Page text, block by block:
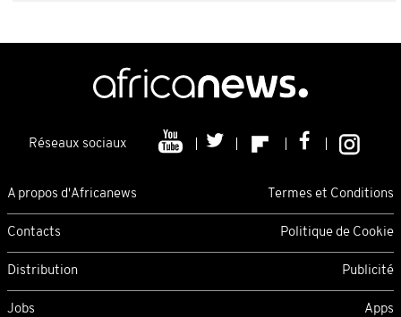
Réseaux sociaux
A propos d'Africanews Termes et Conditions
Contacts Politique de Cookie
Distribution Publicité
Jobs Apps